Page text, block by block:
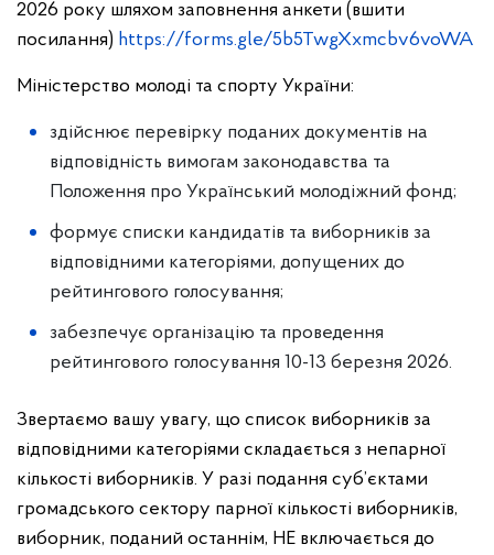
2026 року шляхом заповнення анкети (вшити
посилання) https://forms.gle/5b5TwgXxmcbv6voWA
Міністерство молоді та спорту України:
здійснює перевірку поданих документів на
відповідність вимогам законодавства та
Положення про Український молодіжний фонд;
формує списки кандидатів та виборників за
відповідними категоріями, допущених до
рейтингового голосування;
забезпечує організацію та проведення
рейтингового голосування 10-13 березня 2026.
Звертаємо вашу увагу, що список виборників за
відповідними категоріями складається з непарної
кількості виборників. У разі подання суб’єктами
громадського сектору парної кількості виборників,
виборник, поданий останнім, НЕ включається до